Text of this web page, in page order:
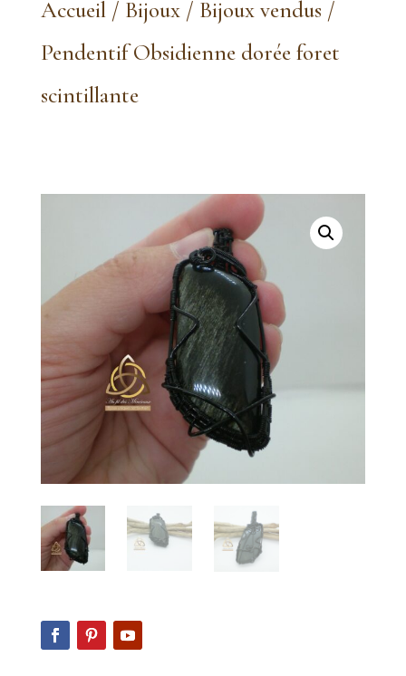
Accueil/ Bijoux/ Bijoux vendus /
Pendentif Obsidienne dorée foret
scintillante